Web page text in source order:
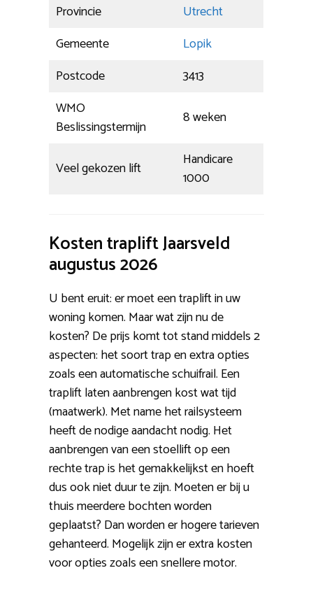
Provincie
Utrecht
Gemeente
Lopik
Postcode
3413
WMO
Beslissingstermijn
8 weken
Veel gekozen lift
Handicare
1000
Kosten traplift Jaarsveld
augustus 2026
U bent eruit: er moet een traplift in uw
woning komen. Maar wat zijn nu de
kosten? De prijs komt tot stand middels 2
aspecten: het soort trap en extra opties
zoals een automatische schuifrail. Een
traplift laten aanbrengen kost wat tijd
(maatwerk). Met name het railsysteem
heeft de nodige aandacht nodig. Het
aanbrengen van een stoellift op een
rechte trap is het gemakkelijkst en hoeft
dus ook niet duur te zijn. Moeten er bij u
thuis meerdere bochten worden
geplaatst? Dan worden er hogere tarieven
gehanteerd. Mogelijk zijn er extra kosten
voor opties zoals een snellere motor.